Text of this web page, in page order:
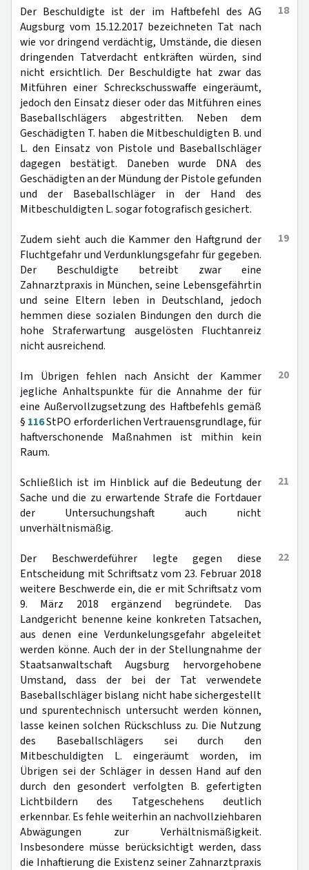
18
Der Beschuldigte ist der im Haftbefehl des AG
Augsburg vom 15.12.2017 bezeichneten Tat nach
wie vor dringend verdächtig, Umstände, die diesen
dringenden Tatverdacht entkräften würden, sind
nicht ersichtlich. Der Beschuldigte hat zwar das
Mitführen einer Schreckschusswaffe eingeräumt,
jedoch den Einsatz dieser oder das Mitführen eines
Baseballschlägers abgestritten. Neben dem
Geschädigten T. haben die Mitbeschuldigten B. und
L. den Einsatz von Pistole und Baseballschläger
dagegen bestätigt. Daneben wurde DNA des
Geschädigten an der Mündung der Pistole gefunden
und der Baseballschläger in der Hand des
Mitbeschuldigten L. sogar fotografisch gesichert.
19
Zudem sieht auch die Kammer den Haftgrund der
Fluchtgefahr und Verdunklungsgefahr für gegeben.
Der Beschuldigte betreibt zwar eine
Zahnarztpraxis in München, seine Lebensgefährtin
und seine Eltern leben in Deutschland, jedoch
hemmen diese sozialen Bindungen den durch die
hohe Straferwartung ausgelösten Fluchtanreiz
nicht ausreichend.
20
Im Übrigen fehlen nach Ansicht der Kammer
jegliche Anhaltspunkte für die Annahme der für
eine Außervollzugsetzung des Haftbefehls gemäß
§ 116StPO erforderlichen Vertrauensgrundlage, für
haftverschonende Maßnahmen ist mithin kein
Raum.
21
Schließlich ist im Hinblick auf die Bedeutung der
Sache und die zu erwartende Strafe die Fortdauer
der Untersuchungshaft auch nicht
unverhältnismäßig.
22
Der Beschwerdeführer legte gegen diese
Entscheidung mit Schriftsatz vom 23. Februar 2018
weitere Beschwerde ein, die er mit Schriftsatz vom
9. März 2018 ergänzend begründete. Das
Landgericht benenne keine konkreten Tatsachen,
aus denen eine Verdunkelungsgefahr abgeleitet
werden könne. Auch der in der Stellungnahme der
Staatsanwaltschaft Augsburg hervorgehobene
Umstand, dass der bei der Tat verwendete
Baseballschläger bislang nicht habe sichergestellt
und spurentechnisch untersucht werden können,
lasse keinen solchen Rückschluss zu. Die Nutzung
des Baseballschlägers sei durch den
Mitbeschuldigten L. eingeräumt worden, im
Übrigen sei der Schläger in dessen Hand auf den
durch den gesondert verfolgten B. gefertigten
Lichtbildern des Tatgeschehens deutlich
erkennbar. Es fehle weiterhin an nachvollziehbaren
Abwägungen zur Verhältnismäßigkeit.
Insbesondere müsse berücksichtigt werden, dass
die Inhaftierung die Existenz seiner Zahnarztpraxis